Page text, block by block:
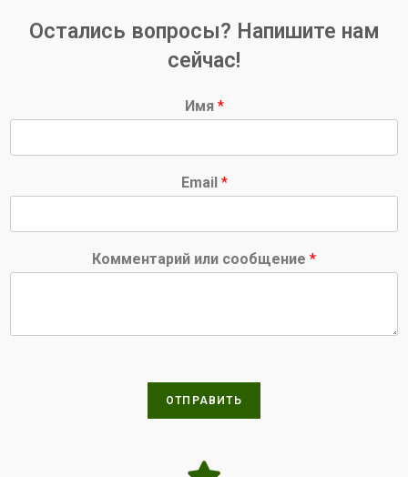
Остались вопросы? Напишите нам
сейчас!
Имя *
Email *
Комментарий или сообщение *
ОТПРАВИТЬ